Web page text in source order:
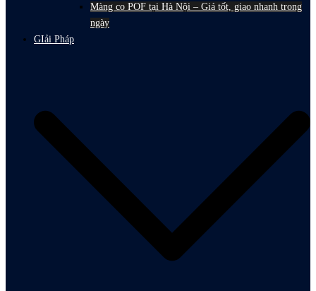
Màng co POF tại Hà Nội – Giá tốt, giao nhanh trong
ngày
GIải Pháp